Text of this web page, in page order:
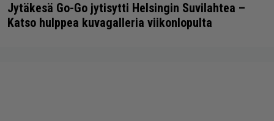
Jytäkesä Go-Go jytisytti Helsingin Suvilahtea –
Katso hulppea kuvagalleria viikonlopulta